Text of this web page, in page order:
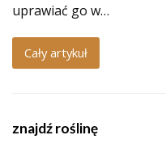
uprawiać go w…
Cały artykuł
znajdź roślinę